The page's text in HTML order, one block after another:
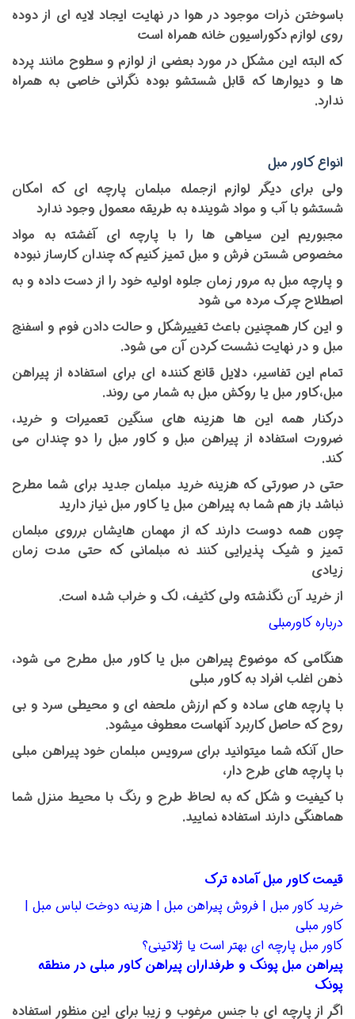
باسوختن ذرات موجود در هوا در نهایت ایجاد لایه ای از دوده
روی لوازم دکوراسیون خانه همراه است
که البته این مشکل در مورد بعضی از لوازم و سطوح مانند پرده
ها و دیوارها که قابل شستشو بوده نگرانی خاصی به همراه
ندارد.
انواع کاور مبل
ولی برای دیگر لوازم ازجمله مبلمان پارچه ای که امکان
شستشو با آب و مواد شوینده به طریقه معمول وجود ندارد
مجبوریم این سیاهی ها را با پارچه ای آغشته به مواد
مخصوص شستن فرش و مبل تمیز کنیم که چندان کارساز نبوده
و پارچه مبل به مرور زمان جلوه اولیه خود را از دست داده و به
اصطلاح چرک مرده می شود
و این کار همچنین باعث تغییرشکل و حالت دادن فوم و اسفنج
مبل و در نهایت نشست کردن آن می شود.
تمام این تفاسیر، دلایل قانع کننده ای برای استفاده از پیراهن
مبل،کاور مبل یا روکش مبل به شمار می روند.
درکنار همه این ها هزینه های سنگین تعمیرات و خرید،
ضرورت استفاده از پیراهن مبل و کاور مبل را دو چندان می
کند.
حتی در صورتی که هزینه خرید مبلمان جدید برای شما مطرح
نباشد باز هم شما به پیراهن مبل یا کاور مبل نیاز دارید
چون همه دوست دارند که از مهمان هایشان برروی مبلمان
تمیز و شیک پذیرایی کنند نه مبلمانی که حتی مدت زمان
زیادی
از خرید آن نگذشته ولی کثیف، لک و خراب شده است.
درباره کاورمبلی
هنگامی که موضوع پیراهن مبل یا کاور مبل مطرح می شود،
ذهن اغلب افراد به کاور مبلی
با پارچه های ساده و کم ارزش ملحفه ای و محیطی سرد و بی
روح که حاصل کاربرد آنهاست معطوف میشود.
حال آنکه شما میتوانید برای سرویس مبلمان خود پیراهن مبلی
با پارچه های طرح دار،
با کیفیت و شکل که به لحاظ طرح و رنگ با محیط منزل شما
هماهنگی دارند استفاده نمایید.
قیمت کاور مبل آماده ترک
خرید کاور مبل | فروش پیراهن مبل | هزینه دوخت لباس مبل |
کاور مبلی
کاور مبل پارچه ای بهتر است یا ژلاتینی؟
پیراهن مبل پونک و طرفداران پیراهن کاور مبلی در منطقه
پونک
اگر از پارچه ای با جنس مرغوب و زیبا برای این منظور استفاده